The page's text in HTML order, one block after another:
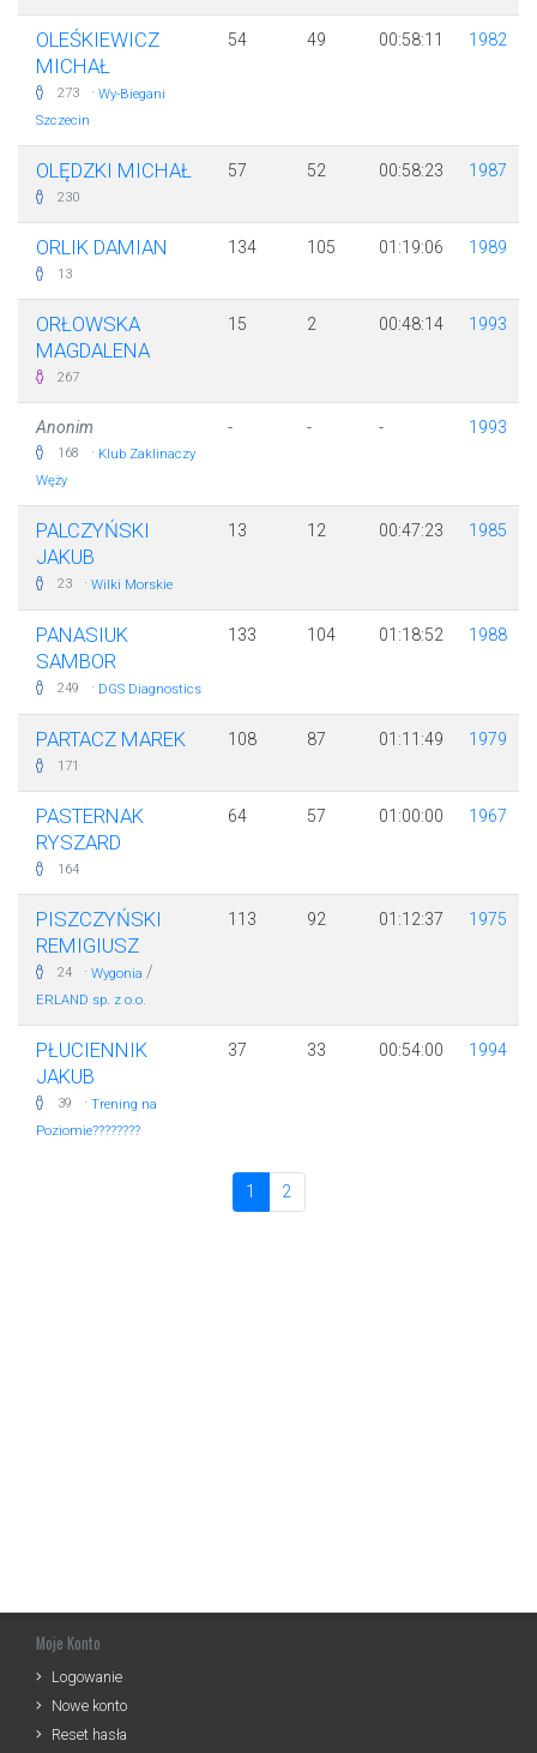
OLEŚKIEWICZ
MICHAŁ
273 · Wy-Biegani
Szczecin
54 49 00:58:11 1982
OLĘDZKI MICHAŁ
230
57 52 00:58:23 1987
ORLIK DAMIAN
13
134 105 01:19:06 1989
ORŁOWSKA
MAGDALENA
267
15 2 00:48:14 1993
Anonim
168 · Klub Zaklinaczy
Węży
- - - 1993
PALCZYŃSKI
JAKUB
23 · Wilki Morskie
13 12 00:47:23 1985
PANASIUK
SAMBOR
249 · DGS Diagnostics
133 104 01:18:52 1988
PARTACZ MAREK
171
108 87 01:11:49 1979
PASTERNAK
RYSZARD
164
64 57 01:00:00 1967
PISZCZYŃSKI
REMIGIUSZ
24 · Wygonia /
ERLAND sp. z o.o.
113 92 01:12:37 1975
PŁUCIENNIK
JAKUB
39 · Trening na
Poziomie????????
37 33 00:54:00 1994
1 2
Moje Konto
Logowanie
Nowe konto
Reset hasła